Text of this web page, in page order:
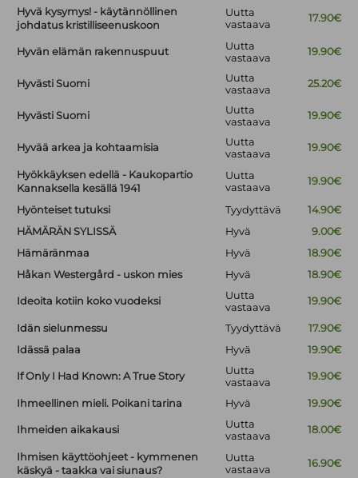
Hyvä kysymys! - käytännöllinen
johdatus kristilliseenuskoon
Uutta
vastaava
17.90€
Hyvän elämän rakennuspuut
Uutta
vastaava
19.90€
Hyvästi Suomi
Uutta
vastaava
25.20€
Hyvästi Suomi
Uutta
vastaava
19.90€
Hyvää arkea ja kohtaamisia
Uutta
vastaava
19.90€
Hyökkäyksen edellä - Kaukopartio
Kannaksella kesällä 1941
Uutta
vastaava
19.90€
Hyönteiset tutuksi Tyydyttävä
14.90€
HÄMÄRÄN SYLISSÄ
Hyvä
9.00€
Hämäränmaa
Hyvä
18.90€
Håkan Westergård - uskon mies
Hyvä 18.90€
Ideoita kotiin koko vuodeksi
Uutta
vastaava
19.90€
Idän sielunmessu Tyydyttävä
17.90€
Idässä palaa
Hyvä 19.90€
If Only I Had Known: A True Story
Uutta
vastaava
19.90€
Ihmeellinen mieli. Poikani tarina Hyvä 19.90€
Ihmeiden aikakausi
Uutta
vastaava
18.00€
Ihmisen käyttöohjeet - kymmenen
käskyä - taakka vai siunaus?
Uutta
vastaava
16.90€